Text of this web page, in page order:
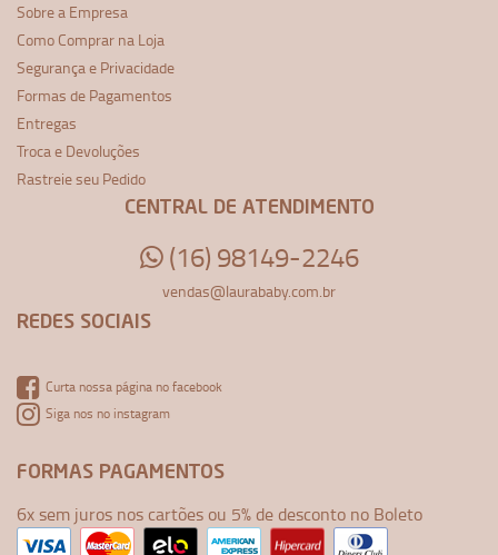
Sobre a Empresa
Como Comprar na Loja
Segurança e Privacidade
Formas de Pagamentos
Entregas
Troca e Devoluções
Rastreie seu Pedido
CENTRAL DE ATENDIMENTO
(16) 98149-2246
vendas@laurababy.com.br
REDES SOCIAIS
Curta nossa página no facebook
Siga nos no instagram
FORMAS PAGAMENTOS
6x sem juros nos cartões ou 5% de desconto no Boleto